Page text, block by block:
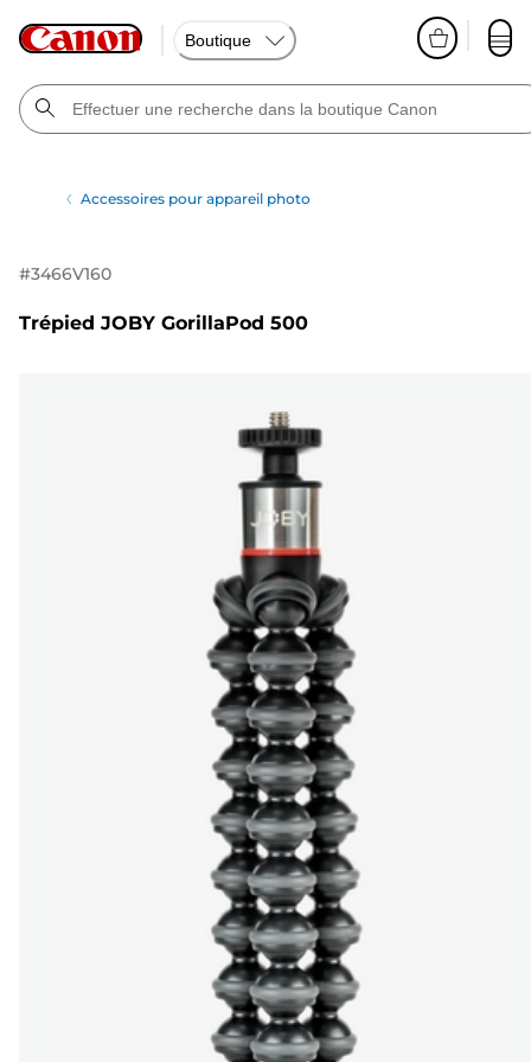
Boutique
Accessoires pour appareil photo
#3466V160
Trépied JOBY GorillaPod 500